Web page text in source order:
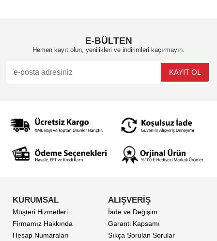
E-BÜLTEN
Hemen kayıt olun, yenilikleri ve indirimleri kaçırmayın.
KURUMSAL
Müşteri Hizmetleri
Firmamız Hakkında
Hesap Numaraları
ALIŞVERİŞ
İade ve Değişim
Garanti Kapsamı
Sıkça Sorulan Sorular